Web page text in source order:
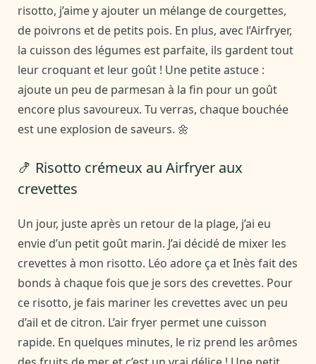
risotto, j’aime y ajouter un mélange de courgettes,
de poivrons et de petits pois. En plus, avec l’Airfryer,
la cuisson des légumes est parfaite, ils gardent tout
leur croquant et leur goût ! Une petite astuce :
ajoute un peu de parmesan à la fin pour un goût
encore plus savoureux. Tu verras, chaque bouchée
est une explosion de saveurs. 🌼
🍤 Risotto crémeux au Airfryer aux
crevettes
Un jour, juste après un retour de la plage, j’ai eu
envie d’un petit goût marin. J’ai décidé de mixer les
crevettes à mon risotto. Léo adore ça et Inès fait des
bonds à chaque fois que je sors des crevettes. Pour
ce risotto, je fais mariner les crevettes avec un peu
d’ail et de citron. L’air fryer permet une cuisson
rapide. En quelques minutes, le riz prend les arômes